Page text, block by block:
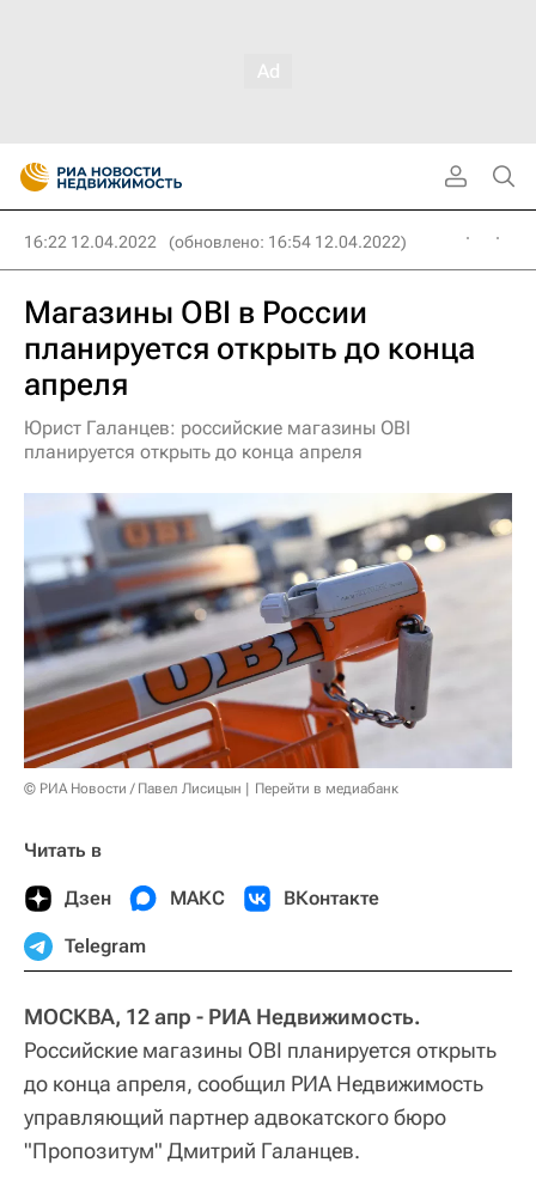
16:22 12.04.2022 (обновлено: 16:54 12.04.2022)
Магазины OBI в России
планируется открыть до конца
апреля
Юрист Галанцев: российские магазины OBI
планируется открыть до конца апреля
© РИА Новости / Павел Лисицын Перейти в медиабанк
Читать в
Дзен МАКС ВКонтакте
Telegram
МОСКВА, 12 апр - РИА Недвижимость.
Российские магазины OBI планируется открыть
до конца апреля, сообщил РИА Недвижимость
управляющий партнер адвокатского бюро
"Пропозитум" Дмитрий Галанцев.